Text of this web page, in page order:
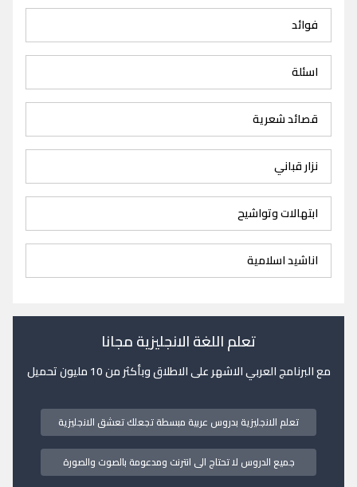
فوائد
اسئلة
قصائد شعرية
نزار قباني
ابتهالات وتواشيح
اناشيد اسلامية
تعلم اللغة الانجليزية مجانا
مع البرنامج العربي الاشهر على الاطلاق وبأكثر من 10 مليون تحميل
تعلم الانجليزية بدروس عربية مبسطة تجعلك تعشق الانجليزية
جميع الدروس لا تحتاج الى انترنت ومدعومة بالصوت والصورة